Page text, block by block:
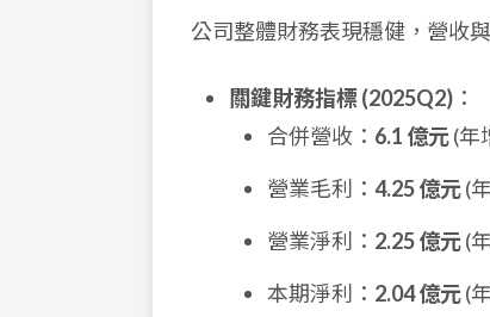
公司整體財務表現穩健，營收
關鍵財務指標 (2025Q2) ：
合併營收： 6.1 億元(年
營業毛利： 4.25 億元(
營業淨利： 2.25 億元(
本期淨利： 2.04 億元(